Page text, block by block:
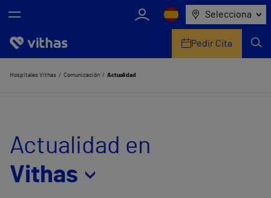
Selecciona
Nosotros
Pedir Cita
Hospitales Vithas Comunicación Actualidad
Actualidad en
Vithas